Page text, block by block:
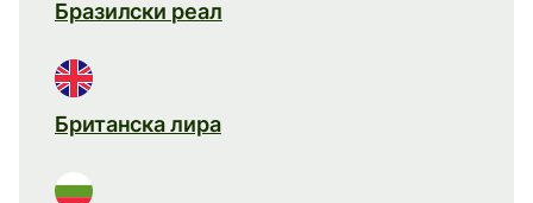
Бразилски реал
Британска лира